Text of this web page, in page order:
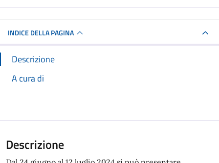
INDICE DELLA PAGINA
Descrizione
A cura di
Descrizione